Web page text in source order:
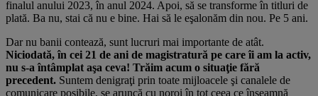
finalul anului 2023, în anul 2024. Apoi, să se transforme în titluri de
plată. Ba nu, stai că nu e bine. Hai să le eşalonăm din nou. Pe 5 ani.
Dar nu banii contează, sunt lucruri mai importante de atât.
Niciodată, în cei 21 de ani de magistratură pe care îi am la activ,
nu s-a întâmplat aşa ceva! Trăim acum o situaţie fără
precedent. Suntem denigraţi prin toate mijloacele şi canalele de
comunicare posibile, se aruncă cu noroi în tot ceea ce înseamnă